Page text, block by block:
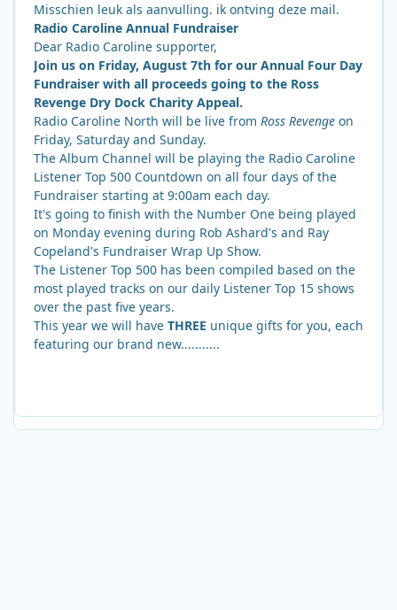
Misschien leuk als aanvulling. ik ontving deze mail.
Radio Caroline Annual Fundraiser
Dear Radio Caroline supporter,
Join us on Friday, August 7th for our Annual Four Day
Fundraiser with all proceeds going to the Ross
Revenge Dry Dock Charity Appeal.
Radio Caroline North will be live from Ross Revenge on
Friday, Saturday and Sunday.
The Album Channel will be playing the Radio Caroline
Listener Top 500 Countdown on all four days of the
Fundraiser starting at 9:00am each day.
It's going to finish with the Number One being played
on Monday evening during Rob Ashard's and Ray
Copeland's Fundraiser Wrap Up Show.
The Listener Top 500 has been compiled based on the
most played tracks on our daily Listener Top 15 shows
over the past five years.
This year we will have THREE unique gifts for you, each
featuring our brand new...........